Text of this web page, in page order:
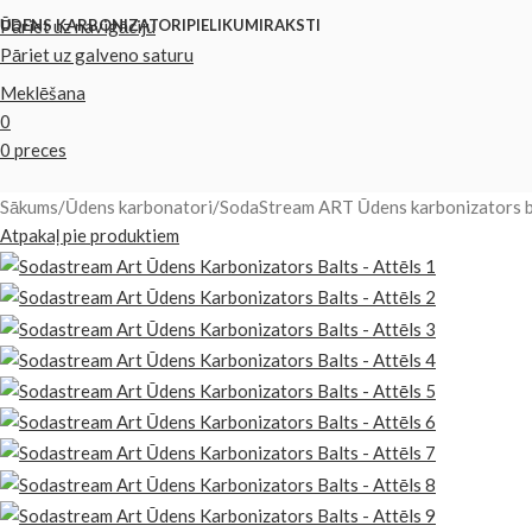
Pāriet uz navigāciju
Pāriet uz galveno saturu
ŪDENS KARBONIZATORIPIELIKUMIRAKSTI
Meklēšana
0
0 preces
Sākums Ūdens karbonatori SodaStream ART Ūdens karbonizators
Atpakaļ pie produktiem